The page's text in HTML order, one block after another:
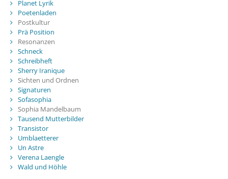
Planet Lyrik
Poetenladen
Postkultur
Prä Position
Resonanzen
Schneck
Schreibheft
Sherry Iranique
Sichten und Ordnen
Signaturen
Sofasophia
Sophia Mandelbaum
Tausend Mutterbilder
Transistor
Umblaetterer
Un Astre
Verena Laengle
Wald und Höhle